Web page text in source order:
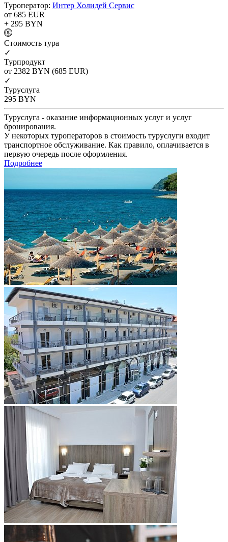
Туроператор: Интер Холидей Сервис
от 685 EUR
+ 295 BYN
Cтоимость тура
✓
Турпродукт
от 2382 BYN (685 EUR)
✓
Туруслуга
295 BYN
Туруслуга - оказание информационных услуг и услуг
бронирования.
У некоторых туроператоров в стоимость туруслуги входит
транспортное обслуживание. Как правило, оплачивается в
первую очередь после оформления.
Подробнее